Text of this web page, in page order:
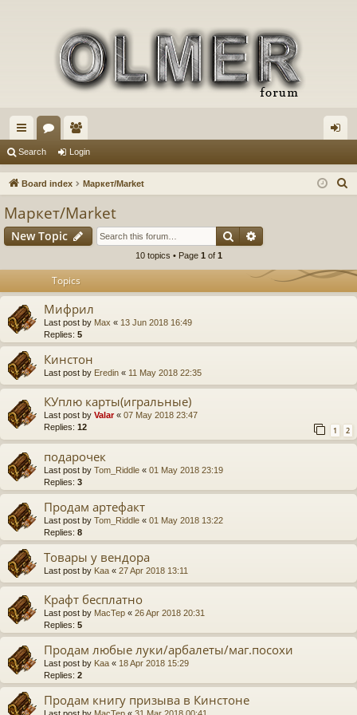
ui
ck
or
u
e
m in
Search Login
Board index Маркет/Market
h
Маркет/Market
New Topic Search
10 topics • Page 1 of 1
Topics
Мифрил
Last post by Max « 13 Jun 2018 16:49
Replies: 5
Кинстон
Last post by Eredin « 11 May 2018 22:35
КУплю карты(игральные)
Last post by Valar« 07 May 2018 23:47
Replies: 12 1 2
подарочек
Last post by Tom_Riddle « 01 May 2018 23:19
Replies: 3
Продам артефакт
Last post by Tom_Riddle « 01 May 2018 13:22
Replies: 8
Товары у вендора
Last post by Kaa « 27 Apr 2018 13:11
Крафт бесплатно
Last post by MacTep « 26 Apr 2018 20:31
Replies: 5
Продам любые луки/арбалеты/маг.посохи
Last post by Kaa « 18 Apr 2018 15:29
Replies: 2
Продам книгу призыва в Кинстоне